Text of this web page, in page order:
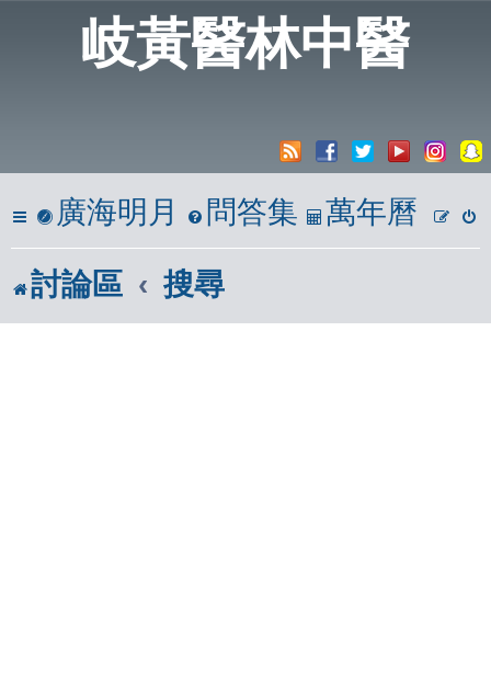
岐黃醫林中醫
廣海明月 問答集 萬年曆
討論區 搜尋